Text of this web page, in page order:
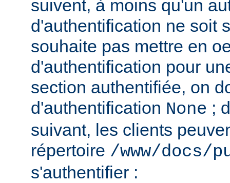
suivent, à moins qu'un
d'authentification ne soit
souhaite pas mettre en
d'authentification pour
section authentifiée, on
d'authentification None ;
suivant, les clients
répertoire /www/docs/
s'authentifier :